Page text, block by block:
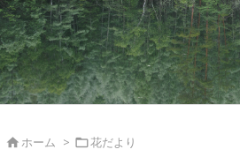
ホーム > 花だより